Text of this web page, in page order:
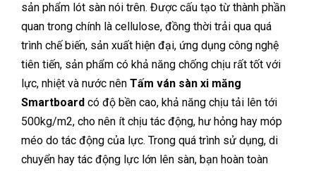
sản phẩm lót sàn nói trên. Được cấu tạo từ thành phần
quan trong chính là cellulose, đồng thời trải qua quá
trình chế biến, sản xuất hiện đại, ứng dụng công nghệ
tiên tiến, sản phẩm có khả năng chống chịu rất tốt với
lực, nhiệt và nước nên Tấm ván sàn xi măng
Smartboard có độ bền cao, khả năng chịu tải lên tới
500kg/m2, cho nên ít chịu tác động, hư hỏng hay móp
méo do tác động của lực. Trong quá trình sử dụng, di
chuyển hay tác động lực lớn lên sàn, bạn hoàn toàn